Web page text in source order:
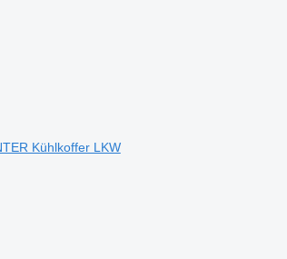
Kühlkoffer LKW